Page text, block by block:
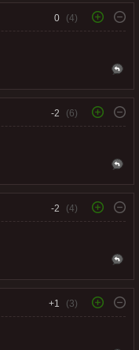
0 (4)
-2 (6)
-2 (4)
+1 (3)